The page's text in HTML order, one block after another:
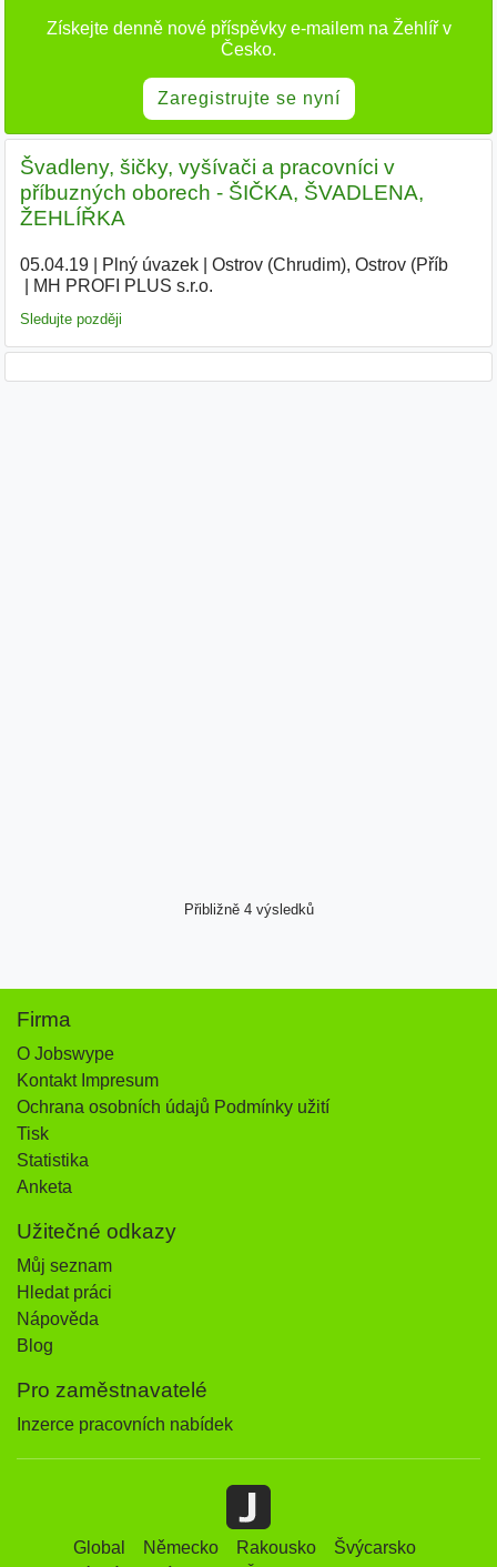
Získejte denně nové příspěvky e-mailem na Žehlíř v
Česko.
Zaregistrujte se nyní
Švadleny, šičky, vyšívači a pracovníci v
příbuzných oborech - ŠIČKA, ŠVADLENA,
ŽEHLÍŘKA
05.04.19| Plný úvazek| Ostrov (Chrudim), Ostrov (Příb|
MH PROFI PLUS s.r.o.
Sledujte později
Přibližně 4 výsledků
Firma
O Jobswype
Kontakt Impresum
Ochrana osobních údajů Podmínky užití
Tisk
Statistika
Anketa
Užitečné odkazy
Můj seznam
Hledat práci
Nápověda
Blog
Pro zaměstnavatelé
Inzerce pracovních nabídek
Global Německo Rakousko
Švýcarsko